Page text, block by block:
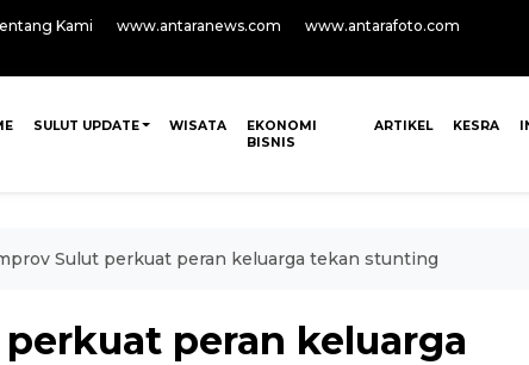
Kami www.antaranews.com
www.antarafoto.com
SULUT UPDATE WISATA
EKONOMI
BISNIS
ARTIKEL KESRA
Sulut perkuat peran keluarga tekan stunting
peran keluarga